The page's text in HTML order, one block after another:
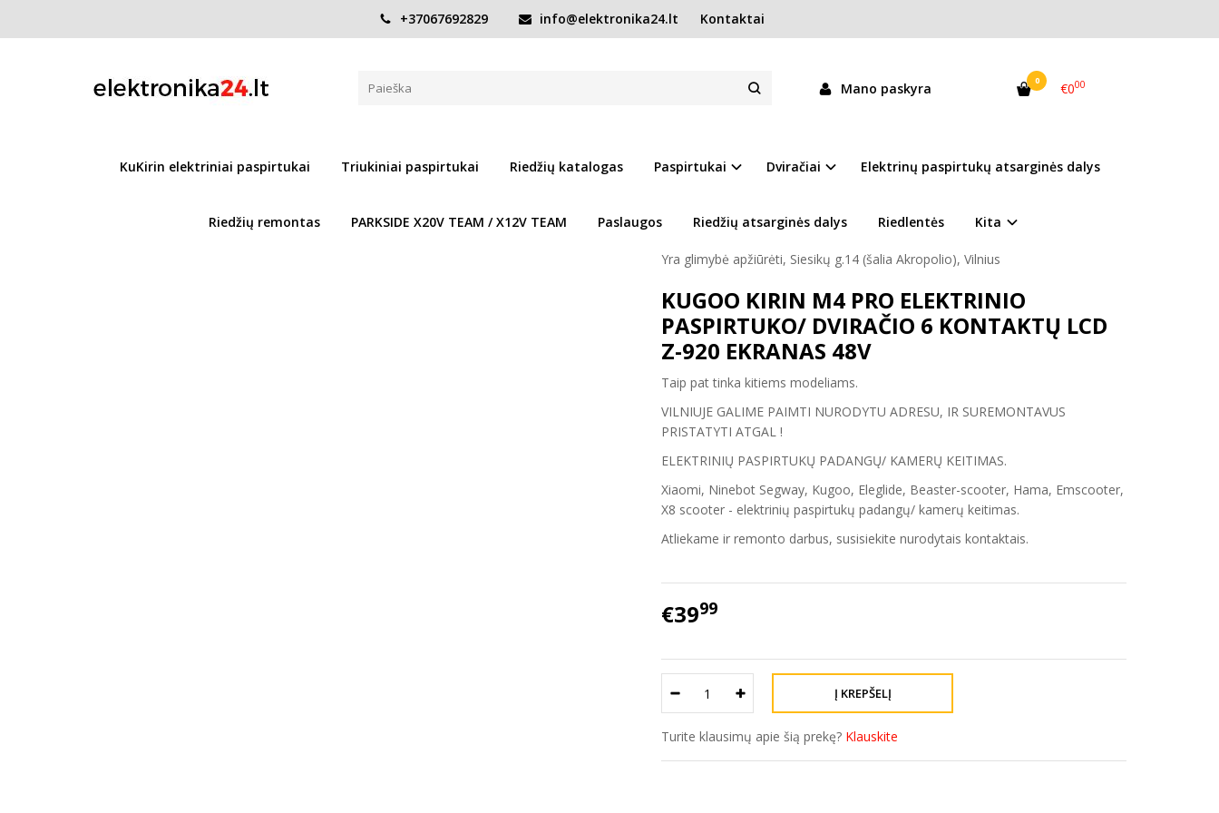
+37067692829 info@elektronika24.lt Kontaktai
Mano paskyra 0 €000
KuKirin elektriniai paspirtukai Triukiniai paspirtukai Riedžių katalogas Paspirtukai Dviračiai Elektrinų paspirtukų atsarginės dalys
Riedžių remontas PARKSIDE X20V TEAM / X12V TEAM Paslaugos Riedžių atsarginės dalys Riedlentės Kita
Pagrindinis Paspirtukų dalys / REMONTAS Riedlentės Padangos, kitos dalys KUGOO KIRIN M4 PRO ELEKTRINIO PASPIRTUKO/ DVIRAČIO 6 kontaktų LCD Z-920 EKRANAS 48V
KUGOO KIRIN M4 PRO ELEKTRINIO PASPIRTUKO/ DVIRAČIO 6 KONTAKTŲ LCD Z-920 EKRANAS 48V
Turimas kiekis:
Prekė sandėlyje
Yra glimybė apžiūrėti, Siesikų g.14 (šalia Akropolio), Vilnius
KUGOO KIRIN M4 PRO ELEKTRINIO
PASPIRTUKO/ DVIRAČIO 6 KONTAKTŲ LCD
Z-920 EKRANAS 48V
Taip pat tinka kitiems modeliams.
VILNIUJE GALIME PAIMTI NURODYTU ADRESU, IR SUREMONTAVUS
PRISTATYTI ATGAL !
ELEKTRINIŲ PASPIRTUKŲ PADANGŲ/ KAMERŲ KEITIMAS.
Xiaomi, Ninebot Segway, Kugoo, Eleglide, Beaster-scooter, Hama, Emscooter,
X8 scooter - elektrinių paspirtukų padangų/ kamerų keitimas.
Atliekame ir remonto darbus, susisiekite nurodytais kontaktais.
€3999
Turite klausimų apie šią prekę? Klauskite